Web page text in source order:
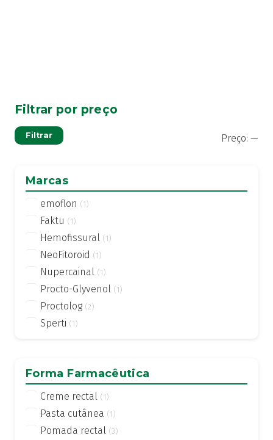
Filtrar por preço
Filtrar Preço: —
Marcas
emoflon (1)
Faktu (1)
Hemofissural (1)
NeoFitoroid (1)
Nupercainal (1)
Procto-Glyvenol (1)
Proctolog (2)
Sperti (1)
Forma Farmacêutica
Creme rectal (1)
Pasta cutânea (1)
Pomada rectal (3)